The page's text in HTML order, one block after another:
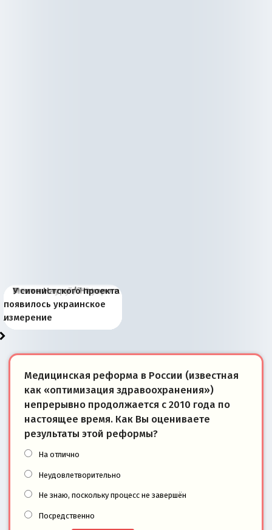
Киевская марионетка
Запада рассказала о
«переобувании» хозяев
В России назрели
перемены: 15 шагов к
суверенной экономике
Миграционный пожар
Европы
Россия начинает
сбрасывать балласт
Анкориджа
Россия зимой 1904
года: первые уступки во
внутренней политике
Русская нация вчера и
сегодня
Почему правый крах в
Варшаве не поможет её
отношениям с Россией?
Место Науру / Науэро в
современной истории
Южной Осетии
У сионистского проекта
появилось украинское
измерение
Медицинская реформа в России (известная
как «оптимизация здравоохранения»)
непрерывно продолжается с 2010 года по
настоящее время. Как Вы оцениваете
результаты этой реформы?
На отлично
Неудовлетворительно
Не знаю, поскольку процесс не завершён
Посредственно